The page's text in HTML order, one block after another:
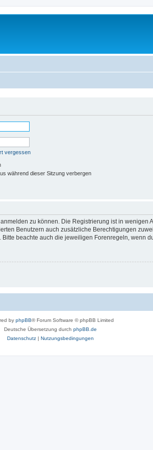
vergessen
während dieser Sitzung verbergen
zu können. Die Registrierung ist in
Benutzern auch zusätzliche Berechtigungen
beachte auch die jeweiligen Forenregeln, wenn
by phpBB® Forum Software © phpBB Limited
Deutsche Übersetzung durch phpBB.de
Datenschutz| Nutzungsbedingungen